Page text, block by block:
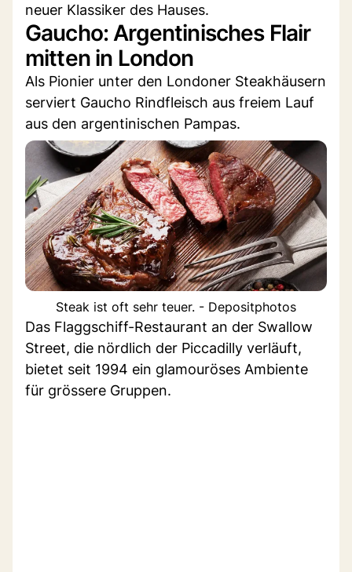
neuer Klassiker des Hauses.
Gaucho: Argentinisches Flair
mitten in London
Als Pionier unter den Londoner Steakhäusern
serviert Gaucho Rindfleisch aus freiem Lauf
aus den argentinischen Pampas.
Steak ist oft sehr teuer. - Depositphotos
Das Flaggschiff-Restaurant an der Swallow
Street, die nördlich der Piccadilly verläuft,
bietet seit 1994 ein glamouröses Ambiente
für grössere Gruppen.